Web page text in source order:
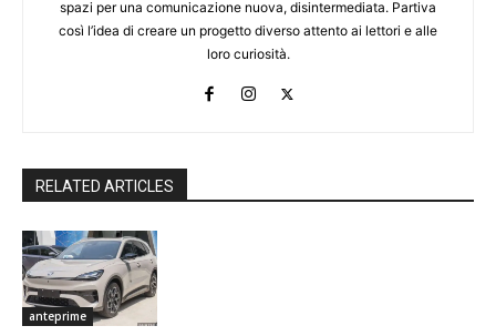
spazi per una comunicazione nuova, disintermediata. Partiva
così l’idea di creare un progetto diverso attento ai lettori e alle
loro curiosità.
RELATED ARTICLES
anteprime